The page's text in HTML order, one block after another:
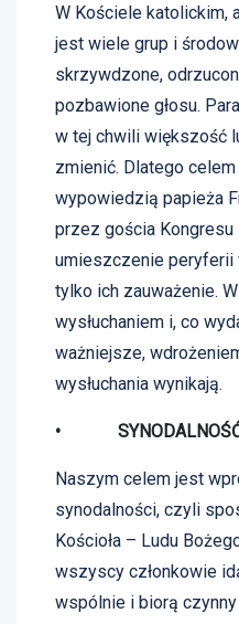
W Kościele katolickim,
jest wiele grup i
skrzywdzone,
pozbawione głosu.
w tej chwili większość
zmienić. Dlatego
wypowiedzią papieża
przez gościa Kongresu
umieszczenie peryferii
tylko ich zauważenie.
wysłuchaniem i, co
ważniejsze,
wysłuchania wynikają.
•
Naszym celem jest
synodalności, czyli
Kościoła – Ludu
wszyscy członkowie
wspólnie i biorą